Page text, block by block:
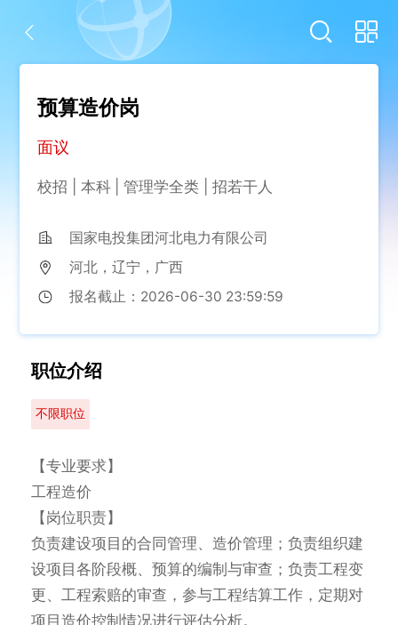
预算造价岗
面议
校招 本科 管理学全类 招若干人
国家电投集团河北电力有限公司
河北，辽宁，广西
报名截止： 2026-06-30 23:59:59
职位介绍
不限职位
【专业要求】
工程造价
【岗位职责】
负责建设项目的合同管理、造价管理；负责组织建
设项目各阶段概、预算的编制与审查；负责工程变
更、工程索赔的审查，参与工程结算工作，定期对
项目造价控制情况进行评估分析。